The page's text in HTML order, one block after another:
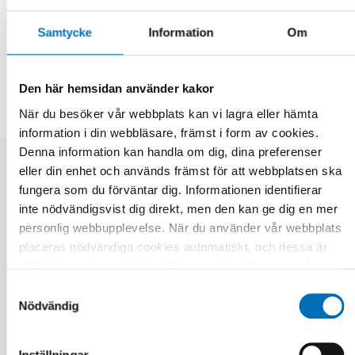
Samtycke Information Om
Den här hemsidan använder kakor
När du besöker vår webbplats kan vi lagra eller hämta
information i din webbläsare, främst i form av cookies.
Denna information kan handla om dig, dina preferenser
eller din enhet och används främst för att webbplatsen ska
fungera som du förväntar dig. Informationen identifierar
inte nödvändigsvist dig direkt, men den kan ge dig en mer
personlig webbupplevelse. När du använder vår webbplats
placeras nödvändiga cookies automatiskt, och dessa är
dess funktioner. Vi respekterar din integritet, och du kan
marknadsföring och oklassificerade) du vill acceptera.
Nödvändig
Relaterade nyheter